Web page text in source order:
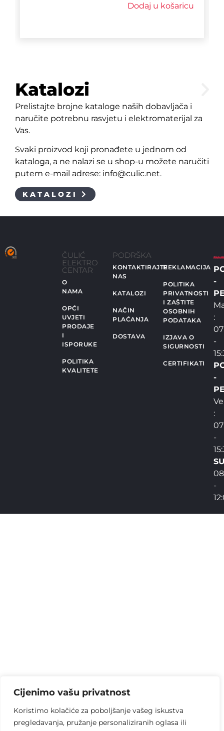
Cijenimo vašu privatnost
Koristimo kolačiće za poboljšanje vašeg iskustva
pregledavanja, pružanje personaliziranih oglasa ili
Dodaj u košaricu
Katalozi
Prelistajte brojne kataloge naših dobavljača i
naručite potrebnu rasvjetu i elektromaterijal za
Vas.
Svaki proizvod koji pronađete u jednom od
kataloga, a ne nalazi se u shop-u možete naručiti
putem e-mail adrese: info@culic.net.
KATALOZI
ČULIĆ
ELEKTRO
CENTAR
O
NAMA
OPĆI
UVJETI
PRODAJE
I
ISPORUKE
POLITIKA
KVALITETE
PODRŠKA
KONTAKTIRAJTE
NAS
KATALOZI
NAČIN
PLAĆANJA
DOSTAVA
REKLAMACIJA
POLITIKA
PRIVATNOSTI
I ZAŠTITE
OSOBNIH
PODATAKA
IZJAVA O
SIGURNOSTI
CERTIFIKATI
-
:
-
-
:
-
-